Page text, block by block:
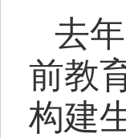
去
前教
构建